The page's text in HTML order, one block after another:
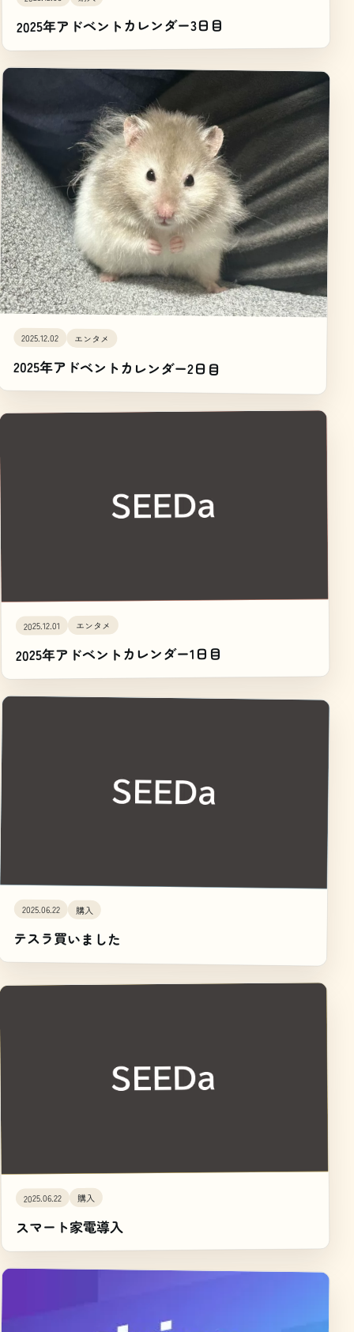
2025年アドベントカレンダー3日目
2025.12.02 エンタメ
2025年アドベントカレンダー2日目
2025.12.01 エンタメ
2025年アドベントカレンダー1日目
2025.06.22 購入
テスラ買いました
2025.06.22 購入
スマート家電導入